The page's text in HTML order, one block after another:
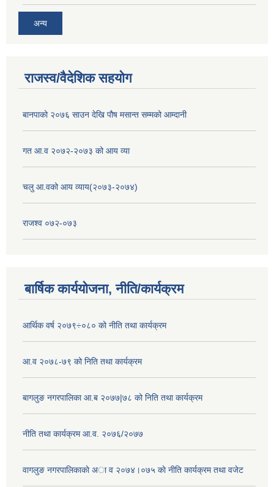
अन्य
राजस्व/वैदेशिक सहयोग
बानपाको २०७६ साउन देखि पौष मसान्त सम्मको आम्दानी
गत आ.व २०७२-२०७३ को आय व्या
चलु आ.वको आय व्याय(२०७३-२०७४)
राजश्व ०७२-०७३
बार्षिक कार्ययोजना, नीति/कार्यक्रम
आर्थिक वर्ष २०७९÷०८० को नीति तथा कार्यक्रम
आ.व २०७८-७९ को निति तथा कार्यक्रम
बागलुङ नगरपालिका आ.ब २०७७|७८ को निति तथा कार्यक्रम
नीति तथा कार्यक्रम आ.व. २०७६/२०७७
वागलुङ नगरपालिकाकाे अा‍ व २०७४।०७५ काे नीति कार्यक्रम तथा वजेट